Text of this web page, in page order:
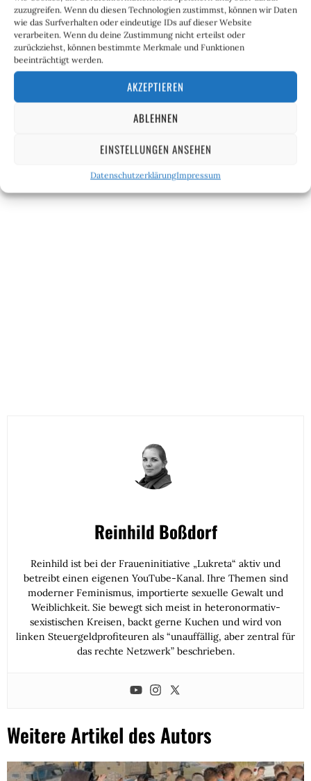
zuzugreifen. Wenn du diesen Technologien zustimmst, können wir Daten
wie das Surfverhalten oder eindeutige IDs auf dieser Website
verarbeiten. Wenn du deine Zustimmung nicht erteilst oder
zurückziehst, können bestimmte Merkmale und Funktionen
beeinträchtigt werden.
AKZEPTIEREN
ABLEHNEN
EINSTELLUNGEN ANSEHEN
DatenschutzerklärungImpressum
Reinhild Boßdorf
Reinhild ist bei der Fraueninitiative „Lukreta“ aktiv und
betreibt einen eigenen YouTube-Kanal. Ihre Themen sind
moderner Feminismus, importierte sexuelle Gewalt und
Weiblichkeit. Sie bewegt sich meist in heteronormativ-
sexistischen Kreisen, backt gerne Kuchen und wird von
linken Steuergeldprofiteuren als “unauffällig, aber zentral für
das rechte Netzwerk” beschrieben.
Weitere Artikel des Autors